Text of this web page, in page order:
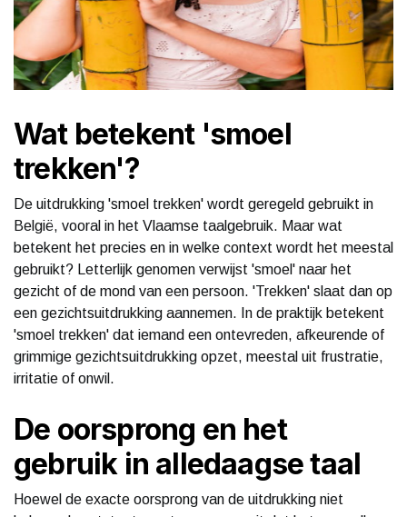
Wat betekent 'smoel
trekken'?
De uitdrukking 'smoel trekken' wordt geregeld gebruikt in
België, vooral in het Vlaamse taalgebruik. Maar wat
betekent het precies en in welke context wordt het meestal
gebruikt? Letterlijk genomen verwijst 'smoel' naar het
gezicht of de mond van een persoon. 'Trekken' slaat dan op
een gezichtsuitdrukking aannemen. In de praktijk betekent
'smoel trekken' dat iemand een ontevreden, afkeurende of
grimmige gezichtsuitdrukking opzet, meestal uit frustratie,
irritatie of onwil.
De oorsprong en het
gebruik in alledaagse taal
Hoewel de exacte oorsprong van de uitdrukking niet